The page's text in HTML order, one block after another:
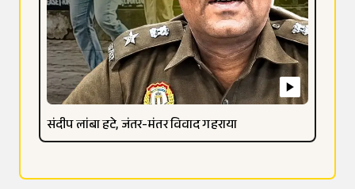
संदीप लांबा हटे, जंतर-मंतर विवाद गहराया